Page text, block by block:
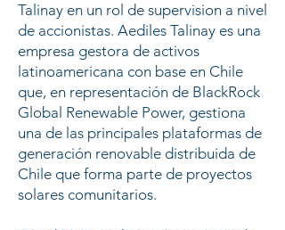
Talinay en un rol de supervision a nivel
de accionistas. Aediles Talinay es una
empresa gestora de activos
latinoamericana con base en Chile
que, en representación de BlackRock
Global Renewable Power, gestiona
una de las principales plataformas de
generación renovable distribuida de
Chile que forma parte de proyectos
solares comunitarios.